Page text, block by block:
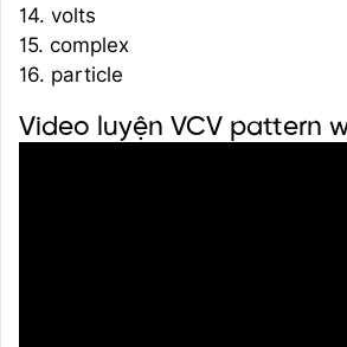
14. volts
15. complex
16. particle
Video luyện VCV pattern